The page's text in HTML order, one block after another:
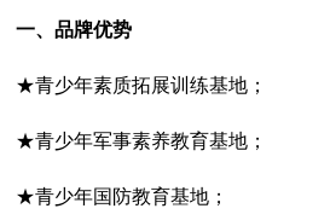
一、品牌优势
★青少年素质拓展训练基地；
★青少年军事素养教育基地；
★青少年国防教育基地；